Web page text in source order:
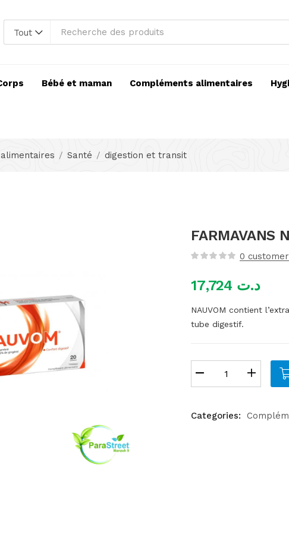
Tout
Bébé et maman Compléments alimentaires
Santé digestion et transit
FARMAVANS
0
د.ت
NAUVOM contient
tube digestif.
Categories: